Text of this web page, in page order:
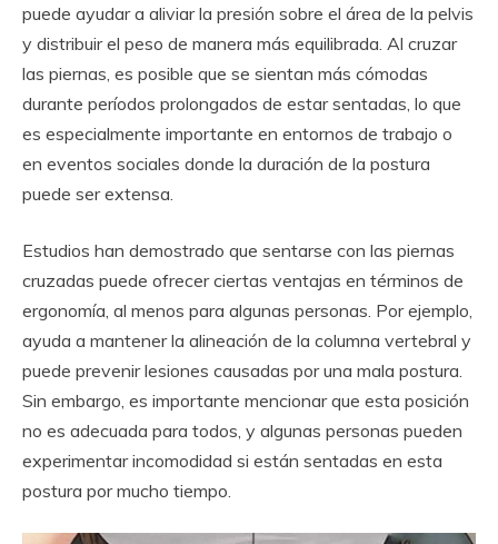
puede ayudar a aliviar la presión sobre el área de la pelvis
y distribuir el peso de manera más equilibrada. Al cruzar
las piernas, es posible que se sientan más cómodas
durante períodos prolongados de estar sentadas, lo que
es especialmente importante en entornos de trabajo o
en eventos sociales donde la duración de la postura
puede ser extensa.
Estudios han demostrado que sentarse con las piernas
cruzadas puede ofrecer ciertas ventajas en términos de
ergonomía, al menos para algunas personas. Por ejemplo,
ayuda a mantener la alineación de la columna vertebral y
puede prevenir lesiones causadas por una mala postura.
Sin embargo, es importante mencionar que esta posición
no es adecuada para todos, y algunas personas pueden
experimentar incomodidad si están sentadas en esta
postura por mucho tiempo.